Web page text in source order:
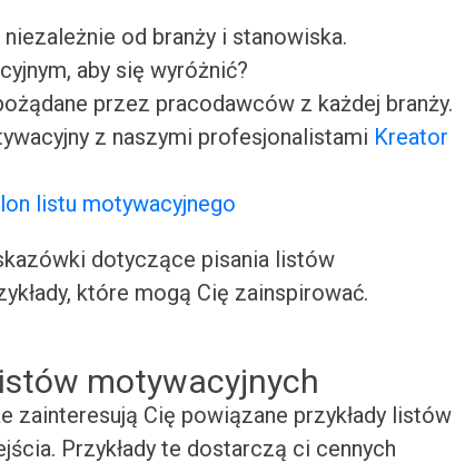
od branży i stanowiska.
aby się wyróżnić?
przez pracodawców z każdej branży.
z naszymi profesjonalistami Kreator
listu motywacyjnego
dotyczące pisania listów
które mogą Cię zainspirować.
motywacyjnych
zainteresują Cię powiązane przykłady listów
Przykłady te dostarczą ci cennych